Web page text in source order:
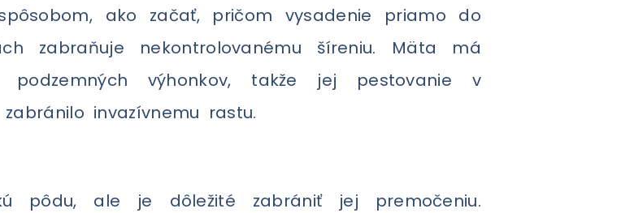
ako začať, pričom vysadenie priamo do
zabraňuje nekontrolovanému šíreniu. Mäta má
podzemných výhonkov, takže jej pestovanie v
invazívnemu rastu.
pôdu, ale je dôležité zabrániť jej premočeniu.